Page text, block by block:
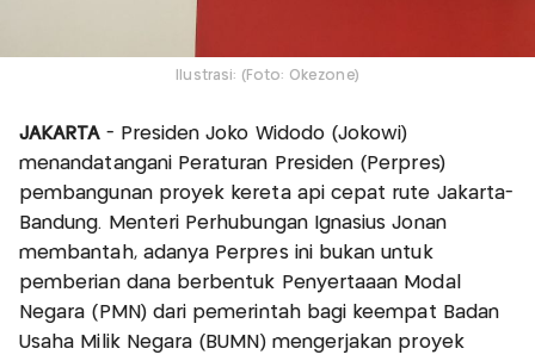
Ilustrasi: (Foto: Okezone)
JAKARTA- Presiden Joko Widodo (Jokowi)
menandatangani Peraturan Presiden (Perpres)
pembangunan proyek kereta api cepat rute Jakarta-
Bandung. Menteri Perhubungan Ignasius Jonan
membantah, adanya Perpres ini bukan untuk
pemberian dana berbentuk Penyertaaan Modal
Negara (PMN) dari pemerintah bagi keempat Badan
Usaha Milik Negara (BUMN) mengerjakan proyek